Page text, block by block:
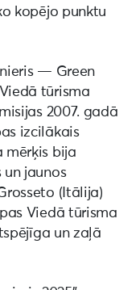
kopējo punktu
— Green
tūrisma
2007. gadā
izcilākais
mērķis bija
jaunos
(Itālija)
Viedā tūrisma
un zaļā